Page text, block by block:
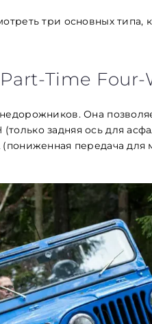
три основных типа,
Time Four-
Она
задняя ось для
передача для